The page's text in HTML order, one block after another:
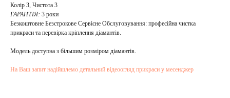
Колір 3, Чистота 3
ГАРАНТІЯ: 3 роки
Безкоштовне Безстрокове Сервісне Обслуговування: професійна чистка
прикраси та перевірка кріплення діамантів.
Модель доступна з більшим розміром діамантів.
На Ваш запит надійшлемо детальний відеоогляд прикраси у месенджер